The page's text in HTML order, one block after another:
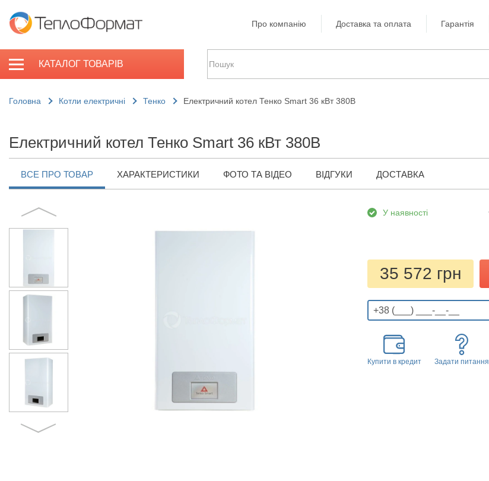
Про компанію Доставка та оплата Гарантія
КАТАЛОГ ТОВАРІВ
Головна Котли електричні Тенко Електричний котел Тенко Smart 36 кВт 380В
Електричний котел Тенко Smart 36 кВт 380В
ВСЕ ПРО ТОВАР ХАРАКТЕРИСТИКИ ФОТО ТА ВІДЕО ВІДГУКИ ДОСТАВКА
У наявності
35 572 грн
Купити в кредит Задати питання